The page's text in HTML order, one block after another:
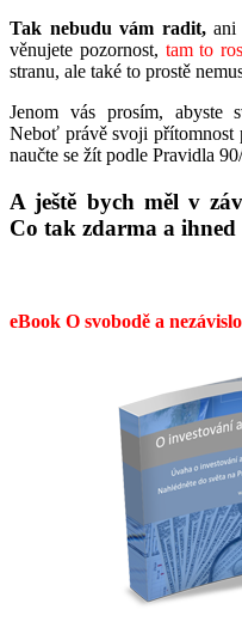
Tak nebudu vám radit,ani
věnujete pozornost, tam to
stranu, ale také to prostě
Jenom vás prosím, abyste
Neboť právě svoji přítomnost
naučte se žít podle Pravidla
A ještě bych měl v
Co tak zdarma a ihned
eBook O svobodě a